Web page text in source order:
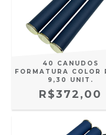
40 CANUDOS
FORMATURA COLOR
9,30 UNIT.
R$372,00